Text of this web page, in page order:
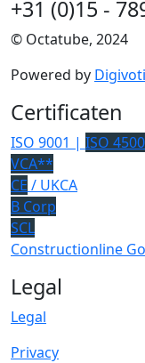
+31 (0)15 -
© Octatube, 2024
Powered by
Certificaten
ISO 9001 | ISO
VCA**
CE / UKCA
B Corp
SCL
Constructionline
Legal
Legal
Privacy